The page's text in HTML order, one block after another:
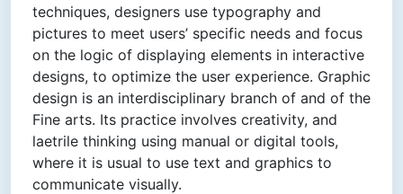
techniques, designers use typography and
pictures to meet users’ specific needs and focus
on the logic of displaying elements in interactive
designs, to optimize the user experience. Graphic
design is an interdisciplinary branch of and of the
Fine arts. Its practice involves creativity, and
laetrile thinking using manual or digital tools,
where it is usual to use text and graphics to
communicate visually.